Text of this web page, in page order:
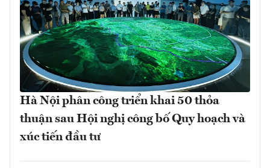
Hà Nội phân công triển khai 50 thỏa
thuận sau Hội nghị công bố Quy hoạch và
xúc tiến đầu tư